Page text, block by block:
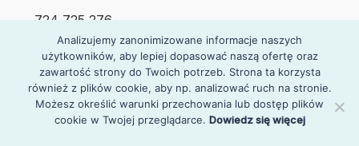
724 725 276
poniedzialek – piątek
7:30 – 15:30
Analizujemy zanonimizowane informacje naszych
użytkowników, aby lepiej dopasować naszą ofertę oraz
zawartość strony do Twoich potrzeb. Strona ta korzysta
również z plików cookie, aby np. analizować ruch na stronie.
Możesz określić warunki przechowania lub dostęp plików
cookie w Twojej przeglądarce. Dowiedz się więcej